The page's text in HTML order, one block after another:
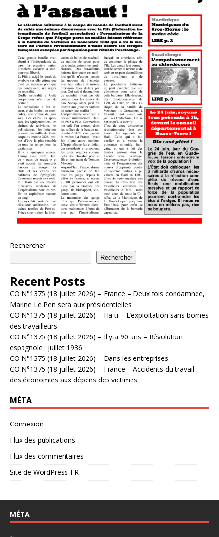
Rechercher
Rechercher
Recent Posts
CO N°1375 (18 juillet 2026) – France – Deux fois condamnée,
Marine Le Pen sera aux présidentielles
CO N°1375 (18 juillet 2026) – Haïti – L’exploitation sans bornes
des travailleurs
CO N°1375 (18 juillet 2026) – Il y a 90 ans – Révolution
espagnole : juillet 1936
CO N°1375 (18 juillet 2026) – Dans les entreprises
CO N°1375 (18 juillet 2026) – France – Accidents du travail :
des économies aux dépens des victimes
MÉTA
Connexion
Flux des publications
Flux des commentaires
Site de WordPress-FR
MÉTA